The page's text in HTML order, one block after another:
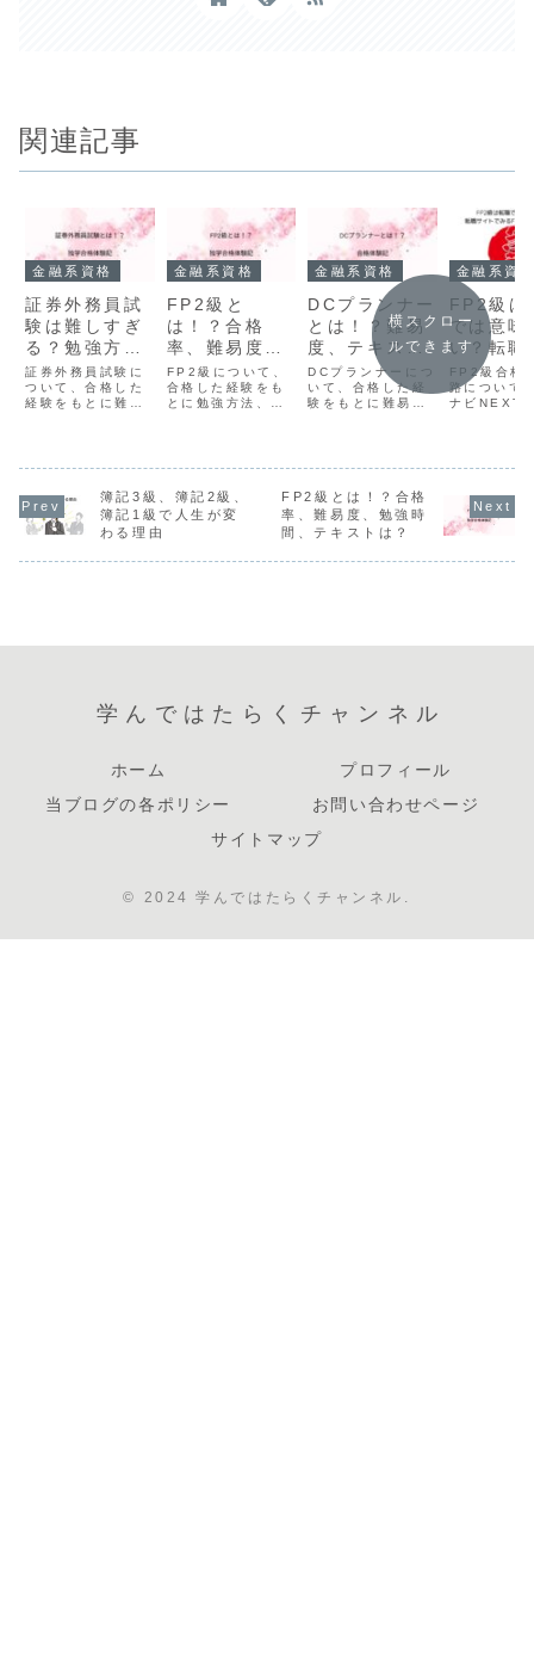
関連記事
金融系資格
証券外務員試
験は難しすぎ
る？勉強方
法、勉強時間
は？
証券外務員試験に
ついて、合格した
経験をもとに難易
伝えします。証券
像がわかるように
お伝えしていきま
す。
金融系資格
FP2級と
は！？合格
率、難易度、
勉強時間、テ
キストは？
FP2級について、
合格した経験をも
とに勉強方法、勉
情報をお伝えしま
や難易度など、
FP2級の全体像が
わかる内容も紹介
金融系資格
DCプランナー
とは！？難易
度、テキス
ト、過去問、
勉強時間！
DCプランナーにつ
いて、合格した経
験をもとに難易
情報をお伝えしま
めのeラーニング
など、DCプランナ
ーの全体像がわか
る内容になってい
ます。
金融系資
FP2級は
では意味
い？転職
トでみ
級ででき
事
FP2級合格
路について
ナビNEXT
人があるの
格手当がつ
はどんな業
なのか。な
ることで調
横スクロー
ルできます
簿記3級、簿記2級、
簿記1級で人生が変
わる理由
FP2級とは！？合格
率、難易度、勉強時
間、テキストは？
学んではたらくチャンネル
ホーム
プロフィール
当ブログの各ポリシー
お問い合わせページ
サイトマップ
© 2024 学んではたらくチャンネル.